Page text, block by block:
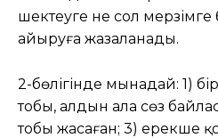
шектеуге не сол
айыруға жазаланады.
2-бөлігінде мынадай: 1)
тобы, алдын ала сөз
тобы жасаған; 3) ерекше